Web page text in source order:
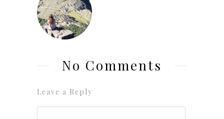
No Comments
Leave a Reply